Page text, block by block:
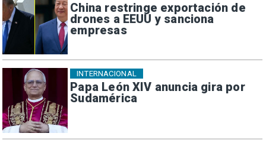
China restringe exportación de
drones a EEUU y sanciona
empresas
Papa León XIV anuncia gira por
Sudamérica
INTERNACIONAL